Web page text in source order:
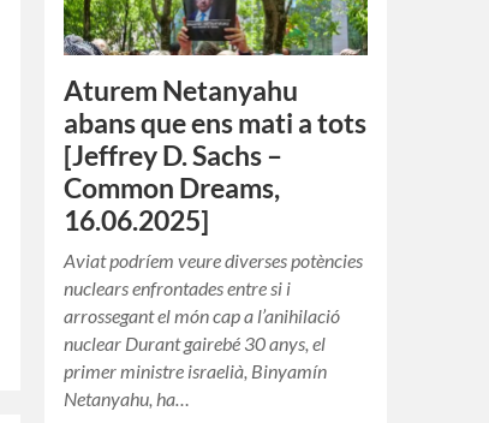
Aturem Netanyahu
abans que ens mati a tots
[Jeffrey D. Sachs –
Common Dreams,
16.06.2025]
Aviat podríem veure diverses potències
nuclears enfrontades entre si i
arrossegant el món cap a l’anihilació
nuclear Durant gairebé 30 anys, el
primer ministre israelià, Binyamín
Netanyahu, ha…